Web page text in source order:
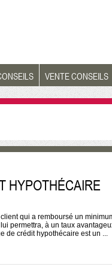
VENTE CONSEILS
HYPOTHÉCAIRE
qui a remboursé un
permettra, à un taux
de crédit hypothécaire est un ...